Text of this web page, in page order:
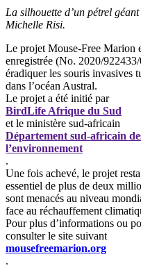
La silhouette d’un pétrel
Michelle Risi.
Le projet Mouse-Free Marion
enregistrée (No. 2020/
éradiquer les souris invasives
dans l’océan Austral.
Le projet a été initié par
BirdLife Afrique du Sud
et le ministère sud-africain
Département sud-africain
l’environnement
.
Une fois achevé, le projet
essentiel de plus de deux
sont menacés au niveau
face au réchauffement
Pour plus d’informations ou
consulter le site suivant
mousefreemarion.org
.